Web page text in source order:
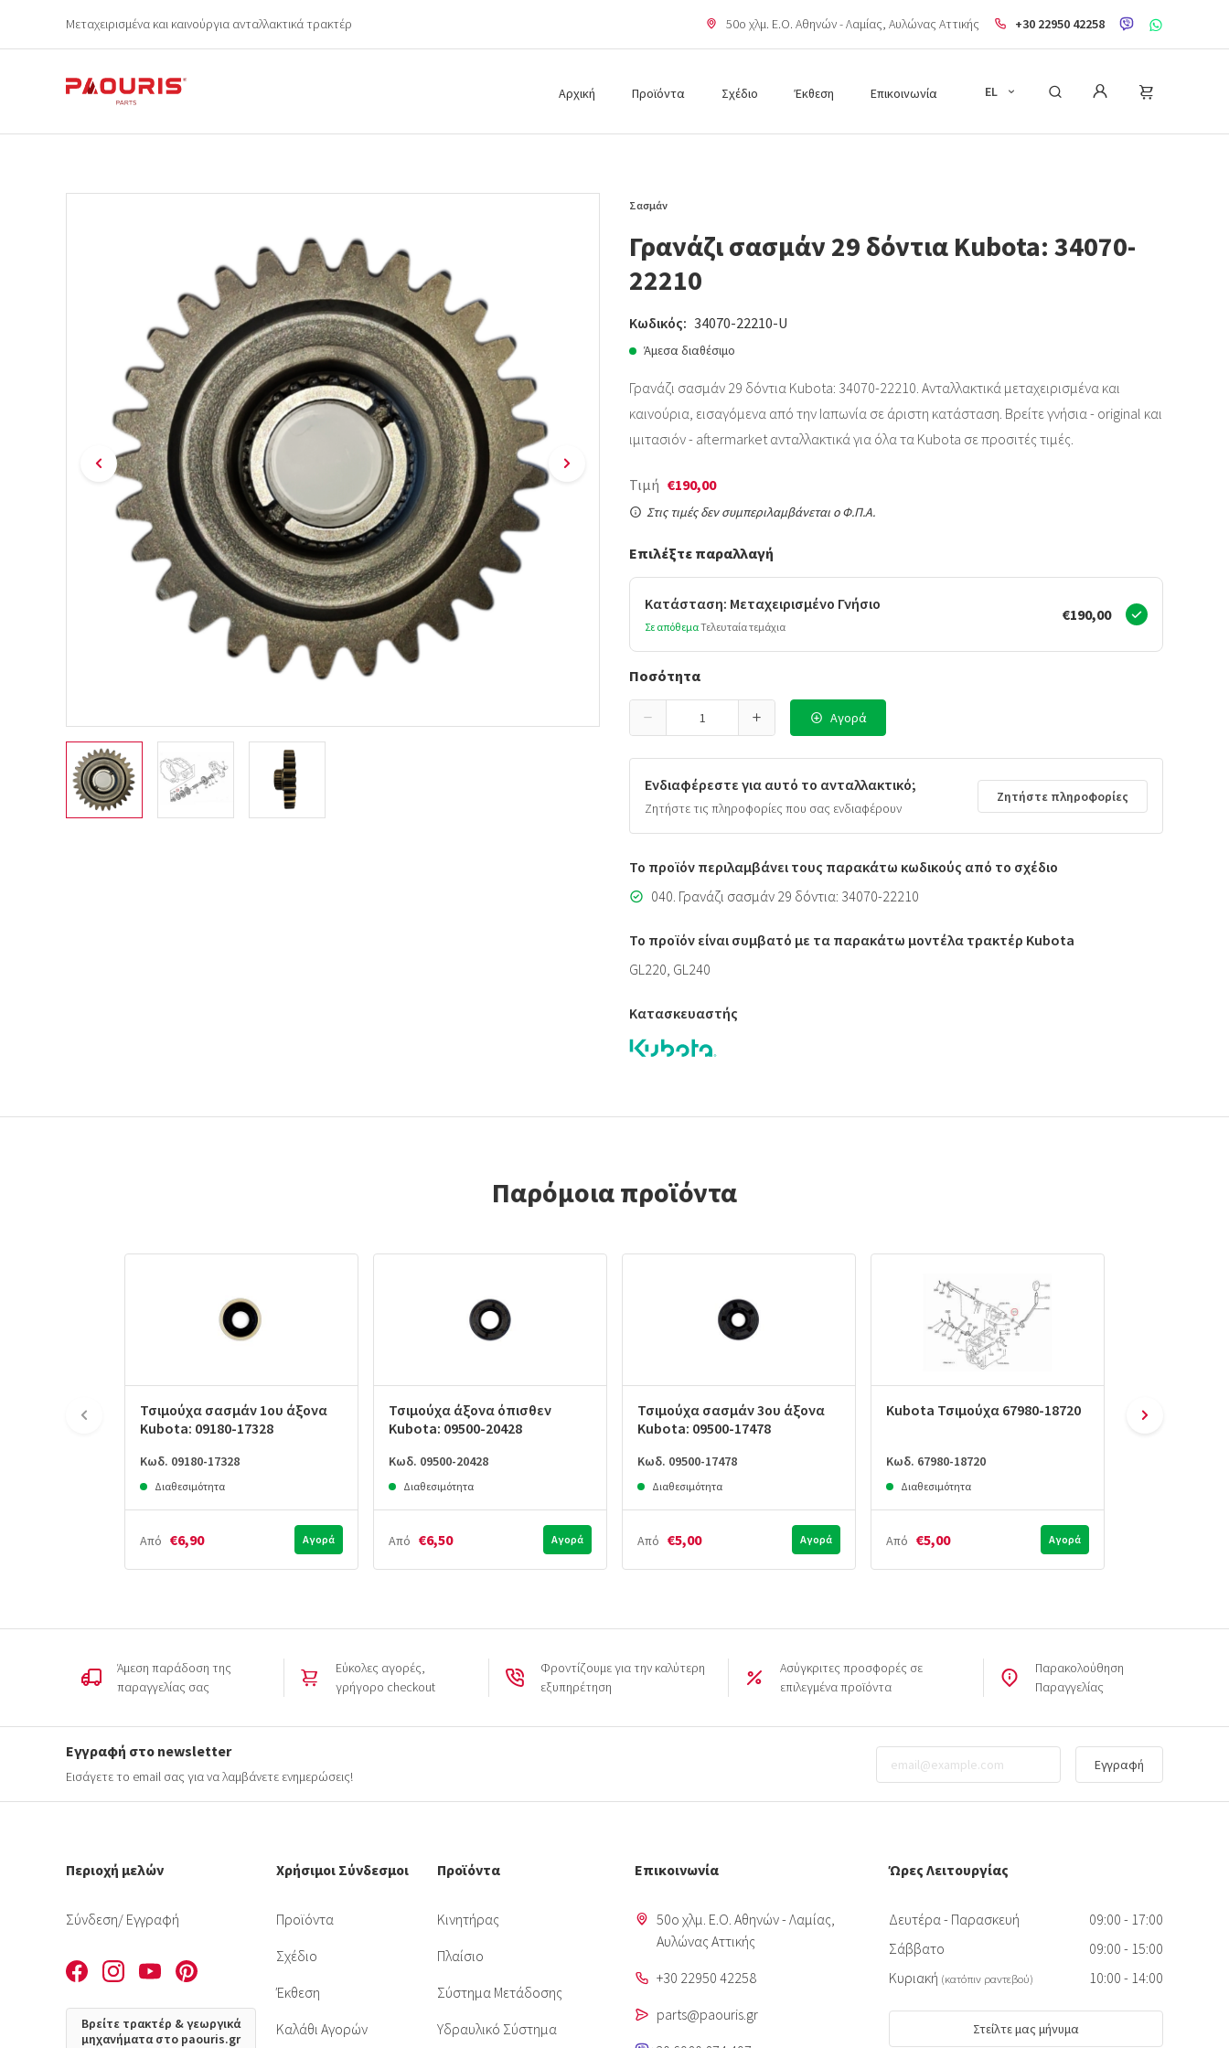
Μεταχειρισμένα και καινούργια ανταλλακτικά τρακτέρ 50o χλμ. Ε.Ο. Αθηνών - Λαμίας, Aυλώνας Αττικής +30 22950 42258
Αρχική Προϊόντα Σχέδιο Έκθεση Επικοινωνία EL
Σασμάν
Γρανάζι σασμάν 29 δόντια Kubota: 34070-
22210
Κωδικός: 34070-22210-U
Άμεσα διαθέσιμο
Γρανάζι σασμάν 29 δόντια Kubota: 34070-22210. Ανταλλακτικά μεταχειρισμένα και
καινούρια, εισαγόμενα από την Ιαπωνία σε άριστη κατάσταση. Βρείτε γνήσια - original και
ιμιτασιόν - aftermarket ανταλλακτικά για όλα τα Kubota σε προσιτές τιμές.
Τιμή €190,00
Στις τιμές δεν συμπεριλαμβάνεται ο Φ.Π.Α.
Επιλέξτε παραλλαγή
Κατάσταση: Μεταχειρισμένο Γνήσιο
Σε απόθεμαΤελευταία τεμάχια
€190,00
Ποσότητα
Αγορά
Ενδιαφέρεστε για αυτό το ανταλλακτικό;
Ζητήστε τις πληροφορίες που σας ενδιαφέρουν
Ζητήστε πληροφορίες
Το προϊόν περιλαμβάνει τους παρακάτω κωδικούς από το σχέδιο
040. Γρανάζι σασμάν 29 δόντια: 34070-22210
Το προϊόν είναι συμβατό με τα παρακάτω μοντέλα τρακτέρ Kubota
GL220, GL240
Κατασκευαστής
Παρόμοια προϊόντα
Τσιμούχα σασμάν 1ου άξονα
Kubota: 09180-17328
Κωδ. 09180-17328
Διαθεσιμότητα
Από €6,90 Αγορά
Τσιμούχα άξονα όπισθεν
Kubota: 09500-20428
Κωδ. 09500-20428
Διαθεσιμότητα
Από €6,50 Αγορά
Τσιμούχα σασμάν 3ου άξονα
Kubota: 09500-17478
Κωδ. 09500-17478
Διαθεσιμότητα
Από €5,00 Αγορά
Kubota Τσιμούχα 67980-18720
Κωδ. 67980-18720
Διαθεσιμότητα
Από €5,00 Αγορά
Kubota
Άμεση παράδοση της
παραγγελίας σας
Εύκολες αγορές,
γρήγορο checkout
Φροντίζουμε για την καλύτερη
εξυπηρέτηση
Ασύγκριτες προσφορές σε
επιλεγμένα προϊόντα
Παρακολούθηση
Παραγγελίας
Εγγραφή στο newsletter
Εισάγετε το email σας για να λαμβάνετε ενημερώσεις!
Εγγραφή
Περιοχή μελών
Σύνδεση/ Εγγραφή
Βρείτε τρακτέρ & γεωργικά
μηχανήματα στο paouris.gr
Χρήσιμοι Σύνδεσμοι
Προϊόντα
Σχέδιο
Έκθεση
Καλάθι Αγορών
Προϊόντα
Κινητήρας
Πλαίσιο
Σύστημα Μετάδοσης
Υδραυλικό Σύστημα
Επικοινωνία
50o χλμ. Ε.Ο. Αθηνών - Λαμίας,
Aυλώνας Αττικής
+30 22950 42258
parts@paouris.gr
Ώρες Λειτουργίας
Δευτέρα - Παρασκευή
09:00 - 17:00
Σάββατο
09:00 - 15:00
Κυριακή (κατόπιν ραντεβού) 10:00 - 14:00
Στείλτε μας μήνυμα